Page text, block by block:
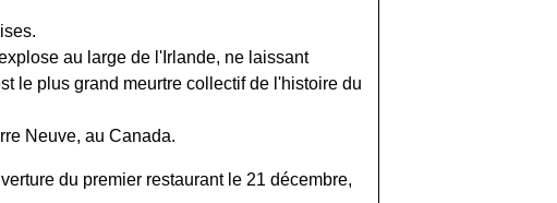
au large de l'Irlande, ne laissant
le plus grand meurtre collectif de l'histoire du
Neuve, au Canada.
du premier restaurant le 21 décembre,